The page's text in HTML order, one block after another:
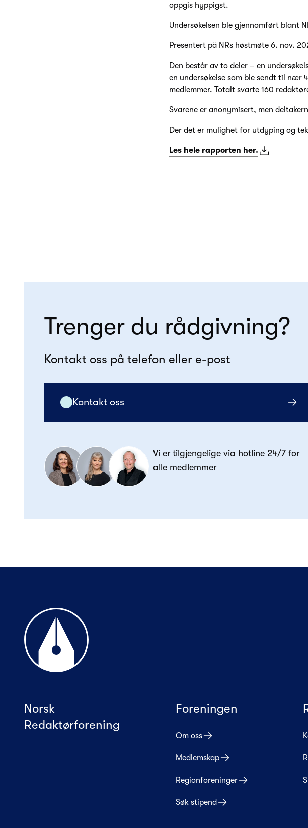
oppgis hyppigst.
Undersøkelsen ble gjennomført blant
Presentert på NRs høstmøte 6. nov.
Den består av to deler – en
en undersøkelse som ble sendt til nær
medlemmer. Totalt svarte 160
Svarene er anonymisert, men
Der det er mulighet for utdyping og
Les hele rapporten her.
Trenger du rådgivning?
Kontakt oss på telefon eller e-post
Kontakt oss
Vi er tilgjengelige via hotline 24/7 for
alle medlemmer
Til forsiden
Norsk
Redaktørforening
Foreningen
Om oss
Medlemskap
Regionforeninger
Søk stipend